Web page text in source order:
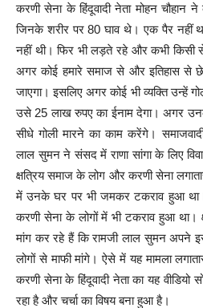
करणी सेना के हिंदूवादी नेता मोहन चौहान ने
जिनके शरीर पर 80 घाव थे। एक पैर
नहीं थी। फिर भी लड़ते रहे और कभी किसी
अगर कोई हमारे समाज से और इतिहास से
जाएगा। इसलिए अगर कोई भी व्यक्ति उन्हें
उसे 25 लाख रुपए का ईनाम देगा। अगर
सीधे गोली मारने का काम करेंगे।
लाल सुमन ने संसद में राणा सांगा के लिए
क्षत्रिय समाज के लोग और करणी सेना
में उनके घर पर भी जमकर टकराव हुआ था।
करणी सेना के लोगों में भी टकराव हुआ था।
मांग कर रहे हैं कि रामजी लाल सुमन अपने
लोगों से माफी मांगे। ऐसे में यह मामला
करणी सेना के हिंदूवादी नेता का यह वीडियो
रहा है और चर्चा का विषय बना हुआ है।